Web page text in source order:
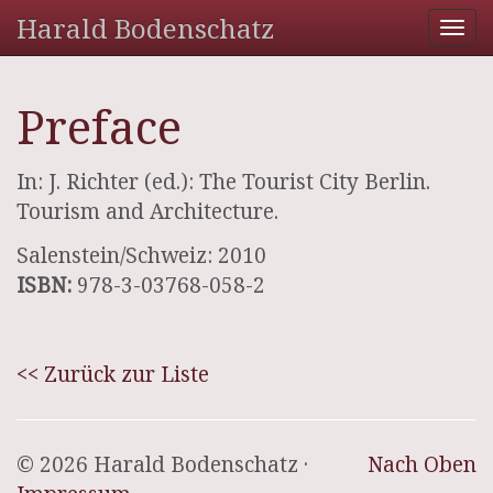
Harald Bodenschatz
Preface
In: J. Richter (ed.): The Tourist City Berlin.
Tourism and Architecture.
Salenstein/Schweiz: 2010
ISBN: 978-3-03768-058-2
<< Zurück zur Liste
Nach Oben
© 2026 Harald Bodenschatz ·